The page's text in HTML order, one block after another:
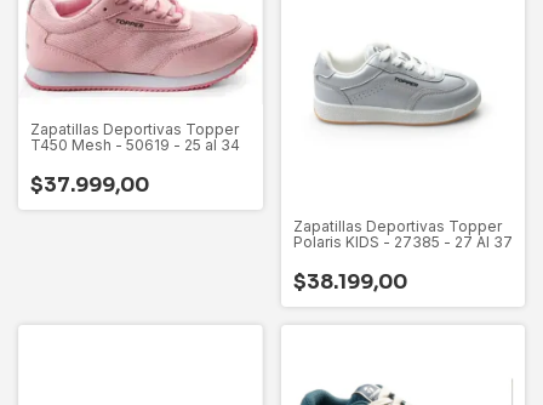
Zapatillas Deportivas Topper
T450 Mesh - 50619 - 25 al 34
$37.999,00
Zapatillas Deportivas Topper
Polaris KIDS - 27385 - 27 Al 37
$38.199,00